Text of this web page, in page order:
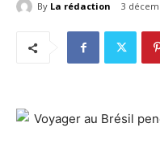
By La rédaction 3